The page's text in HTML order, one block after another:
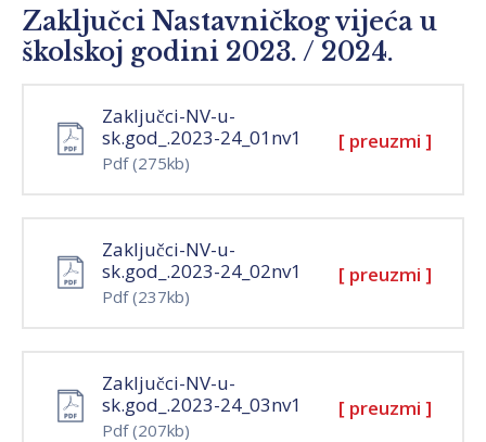
DOKUMENTI
NOVOSTI
KONTAKT
Zaključci Nastavničkog vijeća u
školskoj godini 2023. / 2024.
Zaključci-NV-u-
sk.god_.2023-24_01nv1
Pdf(275kb)
[ preuzmi ]
Zaključci-NV-u-
sk.god_.2023-24_02nv1
Pdf(237kb)
[ preuzmi ]
Zaključci-NV-u-
sk.god_.2023-24_03nv1
Pdf(207kb)
[ preuzmi ]